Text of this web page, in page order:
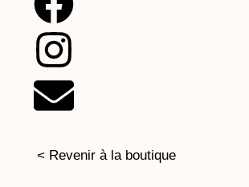
a
c
e
b
n
s
t
a
n
v
e
l
< Revenir à la boutique